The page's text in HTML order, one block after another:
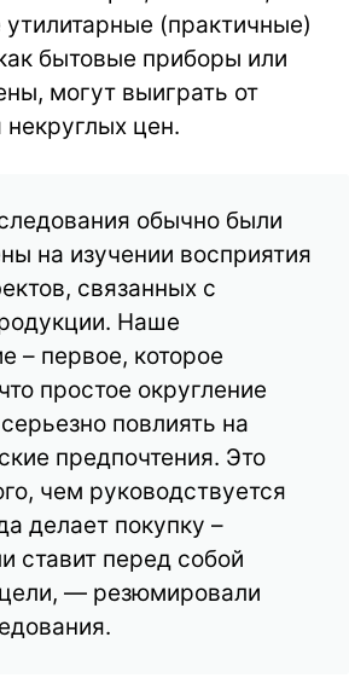
(практичные)
бытовые приборы или
могут выиграть от
некруглых цен.
обычно были
на изучении восприятия
связанных с
Наше
– первое, которое
простое округление
повлиять на
предпочтения. Это
чем руководствуется
делает покупку –
ставит перед собой
— резюмировали